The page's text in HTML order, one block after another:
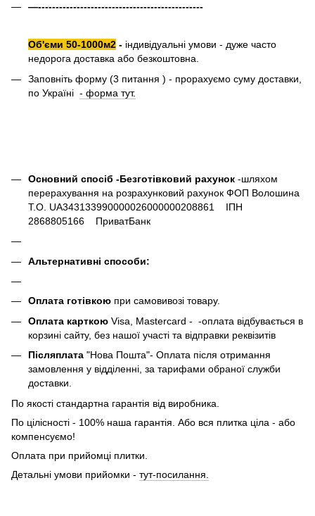
—-----------------------------------------------
Об'єми 50-1000м2 - індивідуальні умови - дуже часто
недорога доставка або безкоштовна.
Заповніть форму (3 питання ) - прорахуємо суму доставки,
по Україні - форма тут.
Основний спосіб -Безготівковий рахунок -шляхом
перерахування на розрахунковий рахунок ФОП Волошина
Т.О. UA343133990000026000000208861 ІПН
2868805166 ПриватБанк
Альтернативні способи:
Оплата готівкою при самовивозі товару.
Оплата карткою Visa, Mastercard - -оплата відбувається в
корзині сайту, без нашої участі та відправки реквізитів
Післяплата "Нова Пошта"- Оплата після отримання
замовлення у відділенні, за тарифами обраної служби
доставки.
По якості стандартна гарантія від виробника.
По цілісності - 100% наша гарантія. Або вся плитка ціла - або
компенсуємо!
Оплата при прийомці плитки.
Детальні умови прийомки - тут-посилання.